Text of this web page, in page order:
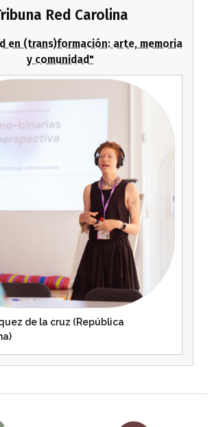
Red Carolina
en (trans)formación: arte, memoria
y comunidad"
de la cruz (República